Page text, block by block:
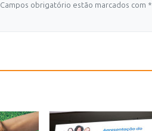
Campos obrigatório estão marcados com *